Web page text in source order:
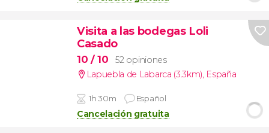
Visita a las bodegas Loli
Casado
10 / 10
52 opiniones
Lapuebla de Labarca (3.3km), España
1h 30m Español
Cancelación gratuita